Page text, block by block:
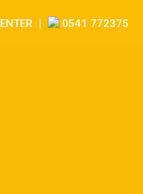
ENTER 0541 772375